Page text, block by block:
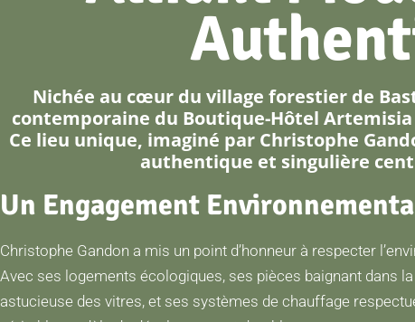
Nichée au cœur du village forestier de
contemporaine du Boutique-Hôtel
Ce lieu unique, imaginé par Christophe
authentique et singulière
Un Engagement
Christophe Gandon a mis un point d’honneur à respecter
Avec ses logements écologiques, ses pièces baignant dans
astucieuse des vitres, et ses systèmes de chauffage